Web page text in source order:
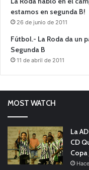
estamos en segunda B!
26 de junio de 2011
Fútbol.- La Roda da un
Segunda B
11 de abril de 2011
MOST WATCH
La
CD
Copa